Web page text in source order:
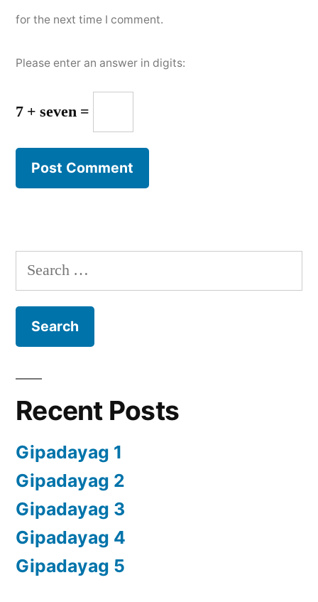
for the next time I comment.
Please enter an answer in digits:
7 + seven =
Search
for:
Recent Posts
Gipadayag 1
Gipadayag 2
Gipadayag 3
Gipadayag 4
Gipadayag 5